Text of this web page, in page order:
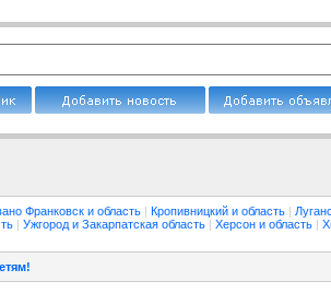
Франковск и область | Кропивницкий и область |
| Ужгород и Закарпатская область | Херсон и область |